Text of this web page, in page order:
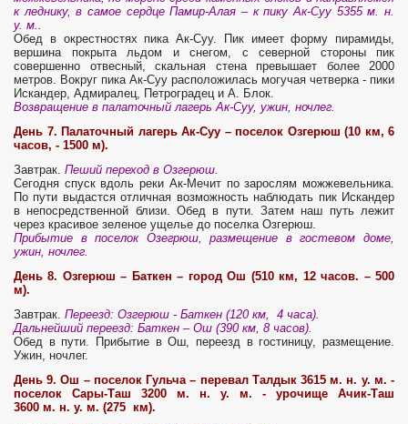
к леднику, в самое сердце Памир-Алая – к пику Ак-Суу 5355 м. н.
у. м..
Обед в окрестностях пика Ак-Суу. Пик имеет форму пирамиды,
вершина покрыта льдом и снегом, с северной стороны пик
совершенно отвесный, скальная стена превышает более 2000
метров. Вокруг пика Ак-Суу расположилась могучая четверка - пики
Искандер, Адмиралец, Петроградец и А. Блок.
Возвращение в палаточный лагерь Ак-Суу, ужин, ночлег.
День 7. Палаточный лагерь Ак-Суу – поселок Озгерюш (10 км, 6
часов, - 1500 м).
Завтрак. Пеший переход в Озгерюш.
Сегодня спуск вдоль реки Ак-Мечит по зарослям можжевельника.
По пути выдастся отличная возможность наблюдать пик Искандер
в непосредственной близи. Обед в пути. Затем наш путь лежит
через красивое зеленое ущелье до поселка Озгерюш.
Прибытие в поселок Озегрюш, размещение в гостевом доме,
ужин, ночлег.
День 8. Озгерюш – Баткен – город Ош (510 км, 12 часов. – 500
м).
Завтрак. Переезд: Озгерюш - Баткен (120 км, 4 часа).
Дальнейший переезд: Баткен – Ош (390 км, 8 часов).
Обед в пути. Прибытие в Ош, переезд в гостиницу, размещение.
Ужин, ночлег.
День 9. Ош – поселок Гульча – перевал Талдык 3615 м. н. у. м. -
поселок Сары-Таш 3200 м. н. у. м. - урочище Ачик-Таш
3600 м. н. у. м. (275 км).